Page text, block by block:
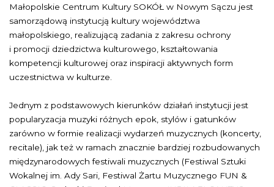
Małopolskie Centrum Kultury SOKÓŁ w Nowym Sączu jest
samorządową instytucją kultury województwa
małopolskiego, realizującą zadania z zakresu ochrony
i promocji dziedzictwa kulturowego, kształtowania
kompetencji kulturowej oraz inspiracji aktywnych form
uczestnictwa w kulturze.
Jednym z podstawowych kierunków działań instytucji jest
popularyzacja muzyki różnych epok, stylów i gatunków
zarówno w formie realizacji wydarzeń muzycznych (koncerty,
recitale), jak też w ramach znacznie bardziej rozbudowanych
międzynarodowych festiwali muzycznych (Festiwal Sztuki
Wokalnej im. Ady Sari, Festiwal Żartu Muzycznego FUN &